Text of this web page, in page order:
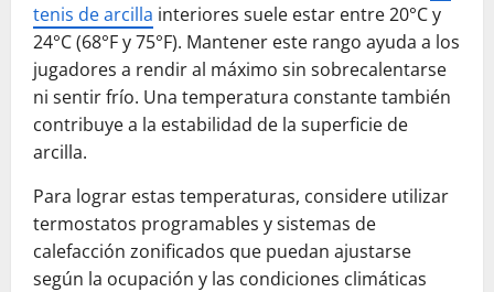
tenis de arcilla interiores suele estar entre 20°C y
24°C (68°F y 75°F). Mantener este rango ayuda a los
jugadores a rendir al máximo sin sobrecalentarse
ni sentir frío. Una temperatura constante también
contribuye a la estabilidad de la superficie de
arcilla.
Para lograr estas temperaturas, considere utilizar
termostatos programables y sistemas de
calefacción zonificados que puedan ajustarse
según la ocupación y las condiciones climáticas